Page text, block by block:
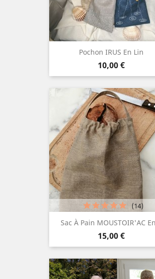
Pochon IRUS En Lin
Prix
10,00 €
Sac À Pain MOUSTOIR'AC
Prix
15,00 €
(14)